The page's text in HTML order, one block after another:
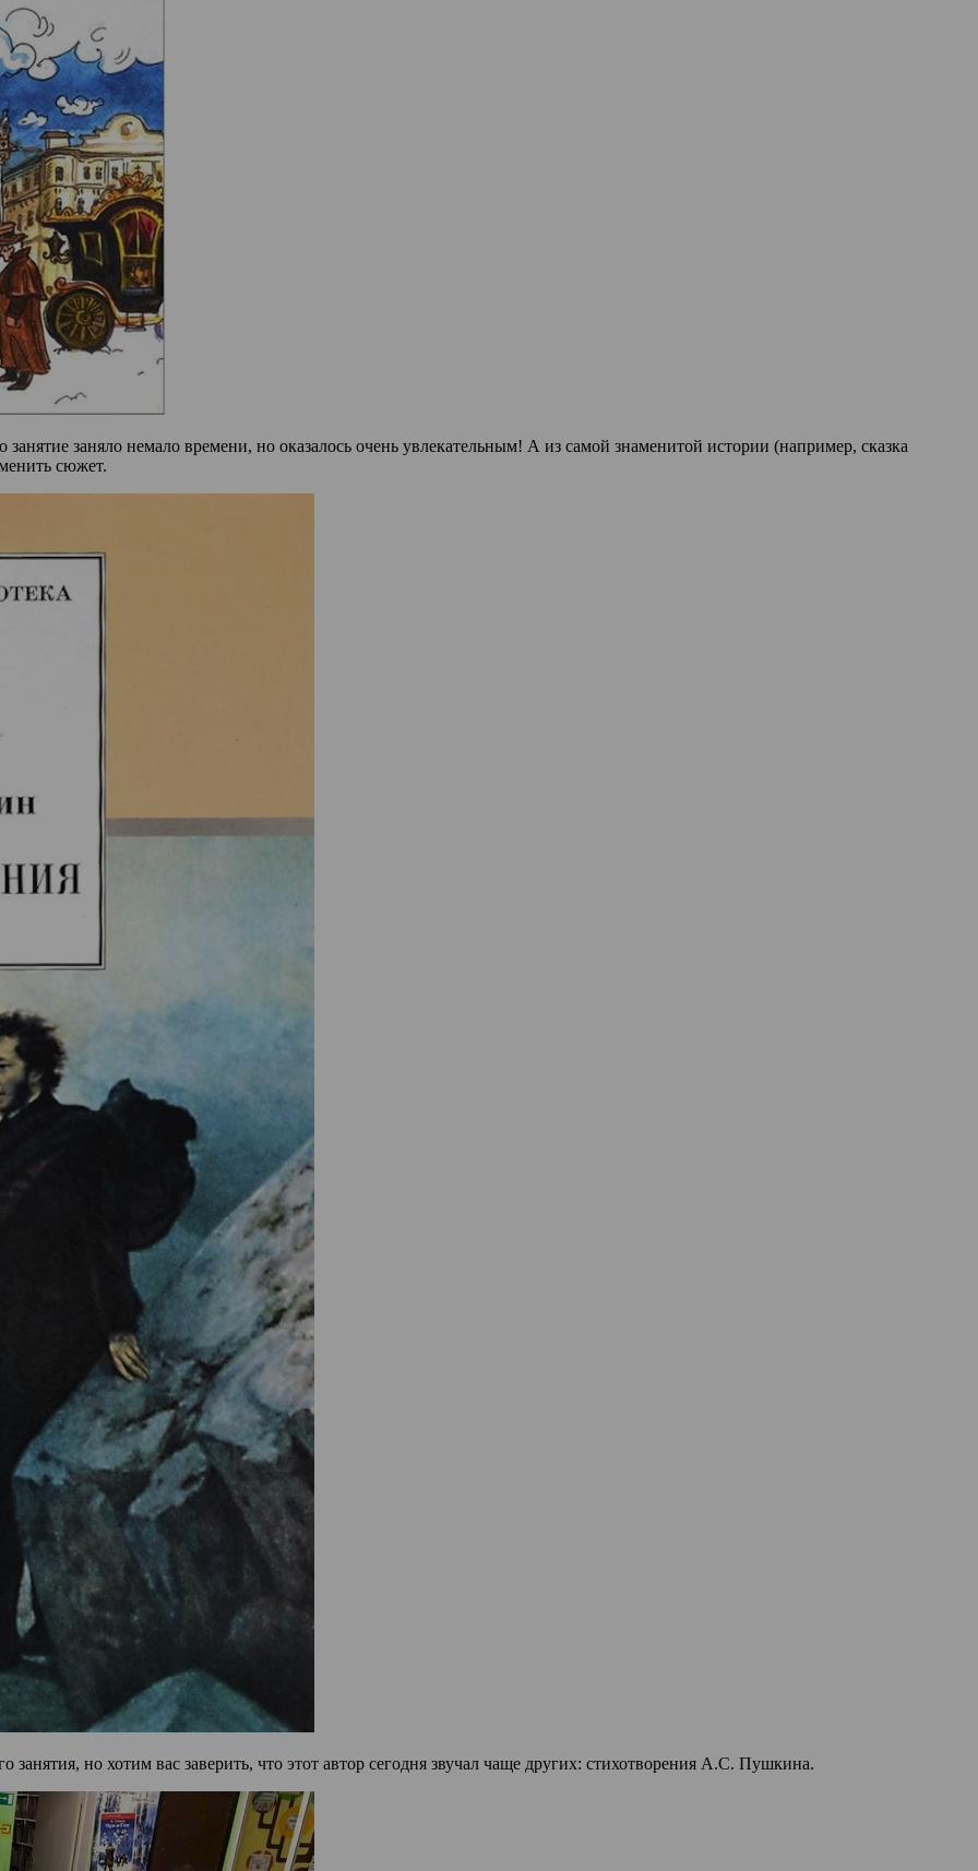
заняло немало времени, но оказалось очень увлекательным! А из самой знаменитой истории (например, сказка
сюжет.
но хотим вас заверить, что этот автор сегодня звучал чаще других: стихотворения А.С. Пушкина.